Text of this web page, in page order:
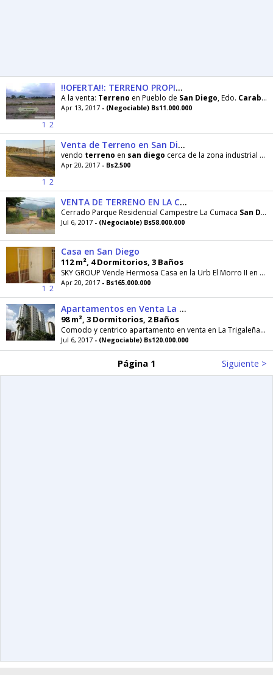
1 2
!!OFERTA!!: TERRENO PROPIO EN EL PUEBLO DE SAN DIEGO
A la venta: Terreno en Pueblo de San Diego, Edo. Carabobo
Apr 13, 2017 - (Negociable) Bs11.000.000
1 2
Venta de Terreno en San Diego
vendo terreno en san diego cerca de la zona industrial castillito,terminal Bid Lou,CC Metropolis
Apr 20, 2017 - Bs2.500
VENTA DE TERRENO EN LA CUMACA SAN DIEGO
Cerrado Parque Residencial Campestre La Cumaca San Diego
Jul 6, 2017 - (Negociable) Bs58.000.000
1 2
Casa en San Diego
112 m², 4 Dormitorios, 3 Baños
SKY GROUP Vende Hermosa Casa en la Urb El Morro II en
San
Apr 20, 2017 - Bs165.000.000
Apartamentos en Venta La trigaleña Valencia
98 m², 3 Dormitorios, 2 Baños
Comodo y centrico apartamento en venta en La Trigaleña,
Jul 6, 2017 - (Negociable) Bs120.000.000
Página 1 Siguiente >